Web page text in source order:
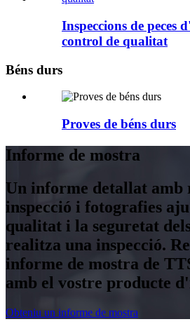
Inspeccions de peces
control de qualitat
Béns durs
Proves de béns durs
Informe de mostra
Un informe detallat amb
inspecció i fotografies
qualitat i la seguretat
realitza una inspecció.
informe de mostra de
amb el vostre producte
Obteniu un informe de mostra